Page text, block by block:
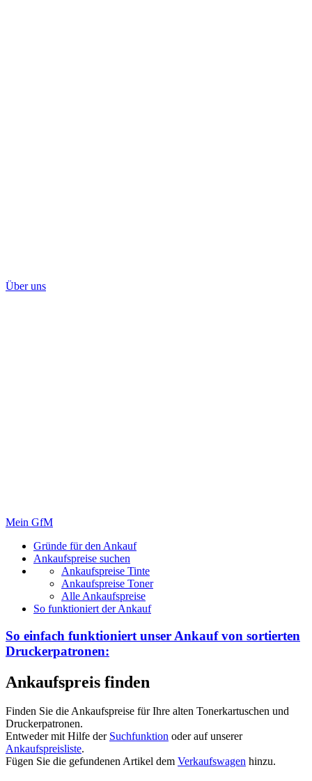
Über uns
Mein GfM
Gründe für den Ankauf
Ankaufspreise suchen
Ankaufspreise Tinte
Ankaufspreise Toner
Alle Ankaufspreise
So funktioniert der Ankauf
So einfach funktioniert unser Ankauf von sortierten
Druckerpatronen:
Ankaufspreis finden
Finden Sie die Ankaufspreise für Ihre alten Tonerkartuschen und
Druckerpatronen.
Entweder mit Hilfe der Suchfunktion oder auf unserer
Ankaufspreisliste.
Fügen Sie die gefundenen Artikel dem Verkaufswagen hinzu.